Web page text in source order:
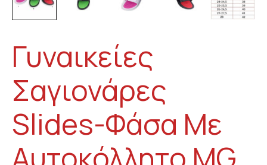
Γυναικείες
Σαγιονάρες
Slides-Φάσα Με